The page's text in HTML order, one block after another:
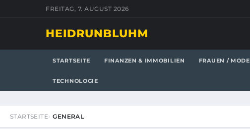
FREITAG, 7. AUGUST 2026
HEIDRUNBLUHM
STARTSEITE FINANZEN & IMMOBILIEN FRAUEN / MODE
TECHNOLOGIE
STARTSEITE GENERAL